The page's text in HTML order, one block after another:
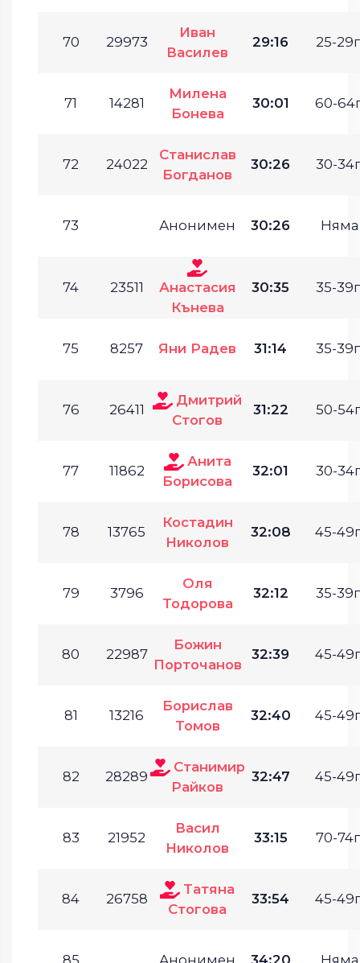
70 29973
Иван
Василев
29:16 25-
71 14281
Милена
Бонева
30:01 60-
72 24022
Станислав
Богданов
30:26 30-
73 Анонимен 30:26 Няма
74 23511
Анастасия
Кънева
30:35 35-
75 8257 Яни Радев 31:14 35-
76 26411
Дмитрий
Стогов
31:22 50-
77 11862
Анита
Борисова
32:01 30-
78 13765
Костадин
Николов
32:08 45-
79 3796
Оля
Тодорова
32:12 35-
80 22987
Божин
Порточанов
32:39 45-
81 13216
Борислав
Томов
32:40 45-
82 28289
Станимир
Райков
32:47 45-
83 21952
Васил
Николов
33:15 70-
84 26758
Татяна
Стогова
33:54 45-
85 Анонимен 34:20 Няма